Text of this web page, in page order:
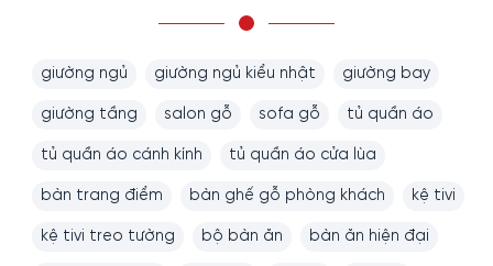
giường ngủ giường ngủ kiểu nhật giường bay
giường tầng salon gỗ sofa gỗ tủ quần áo
tủ quần áo cánh kính tủ quần áo cửa lùa
bàn trang điểm bàn ghế gỗ phòng khách kệ tivi
kệ tivi treo tường bộ bàn ăn bàn ăn hiện đại